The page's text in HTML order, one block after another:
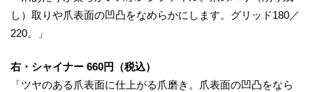
し）取りや爪表面の凹凸をなめらかにします。グリッド180／
220。」
右・シャイナー 660円（税込）
「ツヤのある爪表面に仕上がる爪磨き。爪表面の凹凸をなら